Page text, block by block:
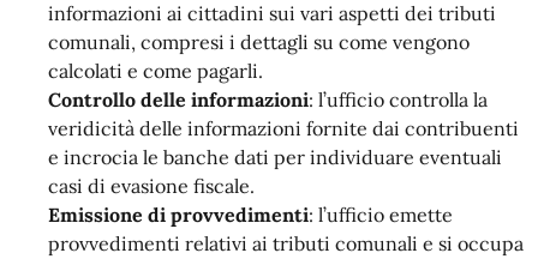
informazioni ai cittadini sui vari aspetti dei tributi
comunali, compresi i dettagli su come vengono
calcolati e come pagarli.
Controllo delle informazioni: l’ufficio controlla la
veridicità delle informazioni fornite dai contribuenti
e incrocia le banche dati per individuare eventuali
casi di evasione fiscale.
Emissione di provvedimenti: l’ufficio emette
provvedimenti relativi ai tributi comunali e si occupa